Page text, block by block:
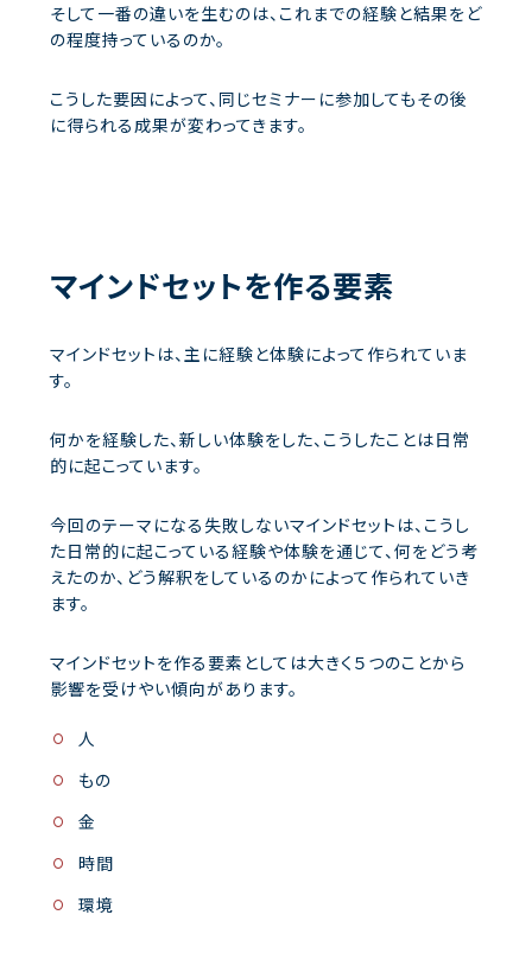
そして一番の違いを生むのは、これまでの経験と結果をど
の程度持っているのか。
こうした要因によって、同じセミナーに参加してもその後
に得られる成果が変わってきます。
マインドセットを作る要素
マインドセットは、主に経験と体験によって作られていま
す。
何かを経験した、新しい体験をした、こうしたことは日常
的に起こっています。
今回のテーマになる失敗しないマインドセットは、こうし
た日常的に起こっている経験や体験を通じて、何をどう考
えたのか、どう解釈をしているのかによって作られていき
ます。
マインドセットを作る要素としては大きく５つのことから
影響を受けやい傾向があります。
人
もの
金
時間
環境